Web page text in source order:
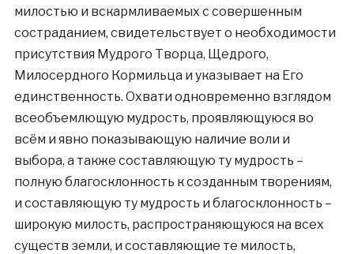
милостью и вскармливаемых с совершенным
состраданием, свидетельствует о необходимости
присутствия Мудрого Творца, Щедрого,
Милосердного Кормильца и указывает на Его
единственность. Охвати одновременно взглядом
всеобъемлющую мудрость, проявляющуюся во
всём и явно показывающую наличие воли и
выбора, а также составляющую ту мудрость –
полную благосклонность к созданным творениям,
и составляющую ту мудрость и благосклонность –
широкую милость, распространяющуюся на всех
существ земли, и составляющие те милость,